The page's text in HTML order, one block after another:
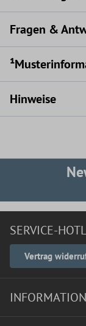
Fragen &
Hinweise
SERVICE-
Vertrag